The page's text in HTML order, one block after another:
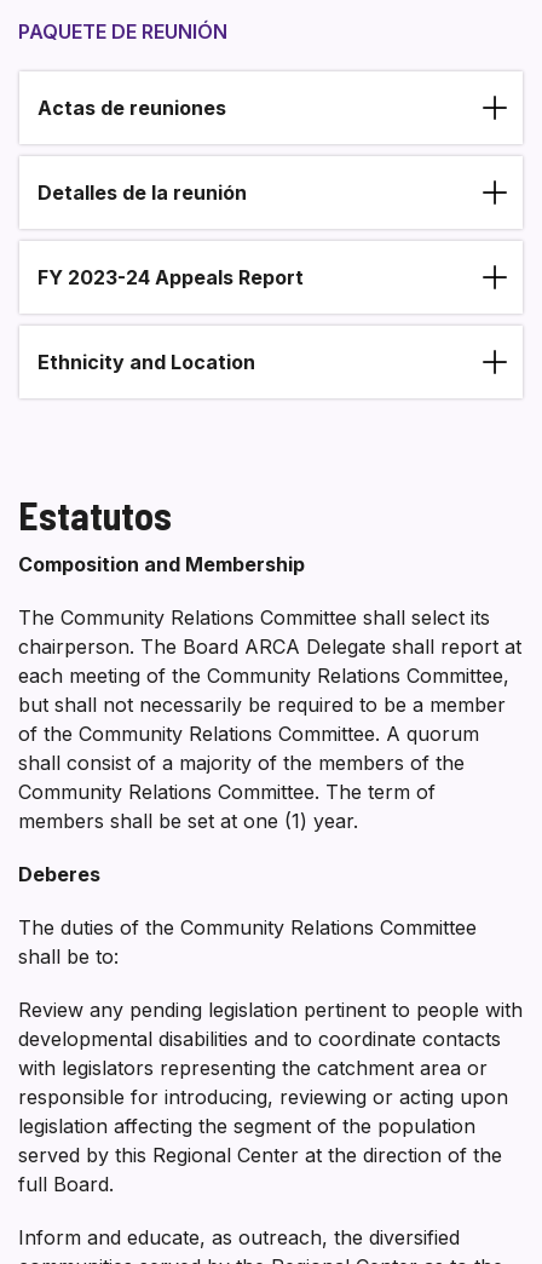
PAQUETE DE REUNIÓN
Section heading
Actas de reuniones
Detalles de la reunión
FY 2023-24 Appeals Report
Ethnicity and Location
Estatutos
Composition and Membership
The Community Relations Committee shall select its
chairperson. The Board ARCA Delegate shall report at
each meeting of the Community Relations Committee,
but shall not necessarily be required to be a member
of the Community Relations Committee. A quorum
shall consist of a majority of the members of the
Community Relations Committee. The term of
members shall be set at one (1) year.
Deberes
The duties of the Community Relations Committee
shall be to:
Review any pending legislation pertinent to people with
developmental disabilities and to coordinate contacts
with legislators representing the catchment area or
responsible for introducing, reviewing or acting upon
legislation affecting the segment of the population
served by this Regional Center at the direction of the
full Board.
Inform and educate, as outreach, the diversified